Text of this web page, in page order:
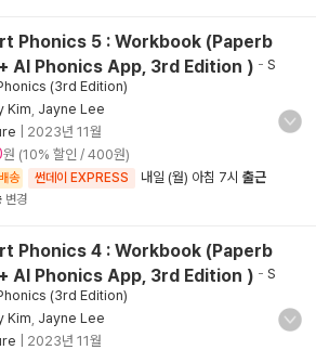
Phonics 5 : Workbook (Paperb
AI Phonics App, 3rd Edition ) - S
(3rd Edition)
Kim Jayne Lee
2023년 11월
원 (10% 할인 / 400원)
송 썬데이 EXPRESS 내일 (월) 아침 7시 출근
변경
Phonics 4 : Workbook (Paperb
AI Phonics App, 3rd Edition ) - S
(3rd Edition)
Kim Jayne Lee
2023년 11월